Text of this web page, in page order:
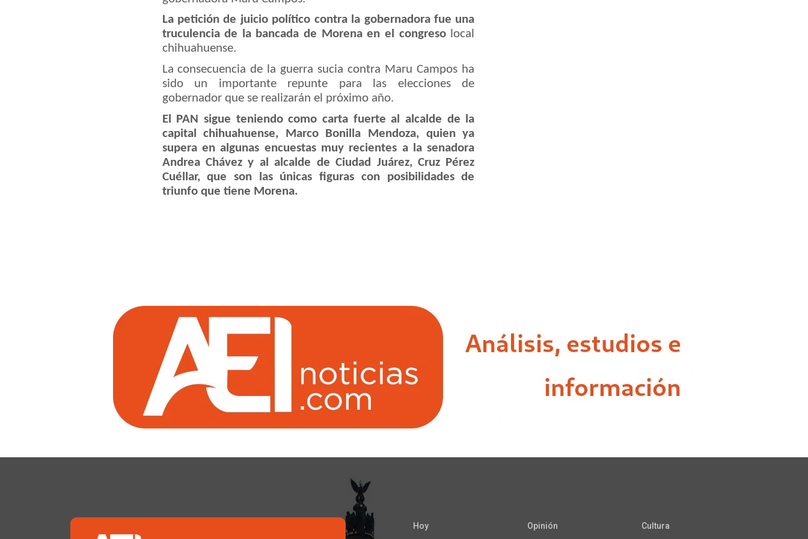
La petición de juicio político contra la gobernadora fue una
truculencia de la bancada de Morena en el congresolocal
chihuahuense.
La consecuencia de la guerra sucia contra Maru Campos ha
sido un importante repunte para las elecciones de
gobernador que se realizarán el próximo año.
El PAN sigue teniendo como carta fuerte al alcalde de la
capital chihuahuense, Marco Bonilla Mendoza, quien ya
supera en algunas encuestas muy recientes a la senadora
Andrea Chávez y al alcalde de Ciudad Juárez, Cruz Pérez
Cuéllar, que son las únicas figuras con posibilidades de
triunfo que tiene Morena.
Hoy
Opinión
Cultura